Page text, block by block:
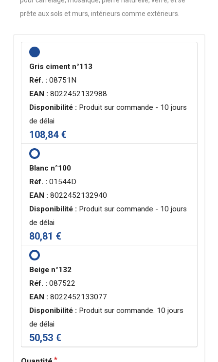
prête aux sols et murs, intérieurs comme extérieurs.
Gris ciment n°113
Réf. : 08751N
EAN : 8022452132988
Disponibilité : Produit sur commande - 10 jours
de délai
108,84 €
Blanc n°100
Réf. : 01544D
EAN : 8022452132940
Disponibilité : Produit sur commande - 10 jours
de délai
80,81 €
Beige n°132
Réf. : 087522
EAN : 8022452133077
Disponibilité : Produit sur commande. 10 jours
de délai
50,53 €